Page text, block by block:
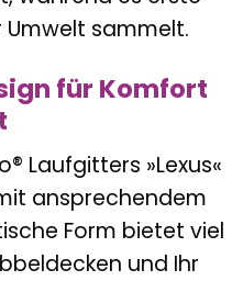
Umwelt sammelt.
für Komfort
Laufgitters »Lexus«
ansprechendem
Form bietet viel
und Ihr